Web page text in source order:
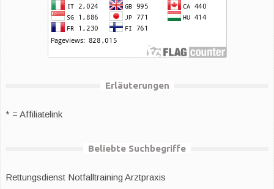
Erläuterungen
* = Affiliatelink
Beliebte Suchbegriffe
Rettungsdienst Notfalltraining Arztpraxis